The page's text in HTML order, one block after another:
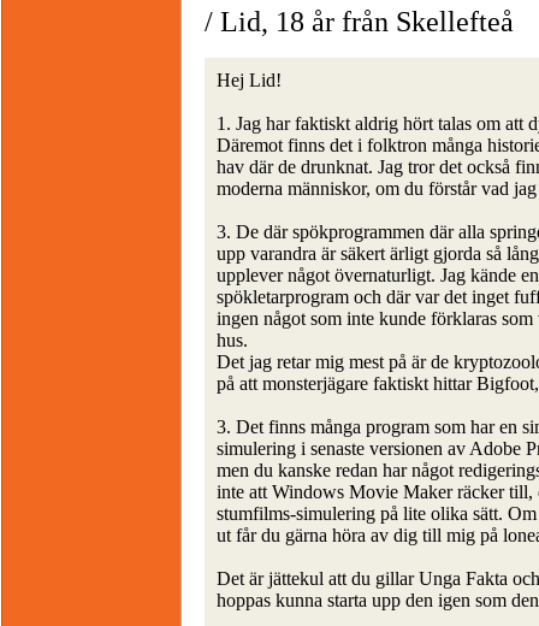
/ Lid, 18 år från Skellefteå
Hej Lid!
1. Jag har faktiskt aldrig hört talas om att
Däremot finns det i folktron många
hav där de drunknat. Jag tror det också
moderna människor, om du förstår vad jag
3. De där spökprogrammen där alla
upp varandra är säkert ärligt gjorda så
upplever något övernaturligt. Jag kände
spökletarprogram och där var det inget
ingen något som inte kunde förklaras
hus.
Det jag retar mig mest på är de
på att monsterjägare faktiskt hittar
3. Det finns många program som har en
simulering i senaste versionen av Adobe
men du kanske redan har något
inte att Windows Movie Maker räcker
stumfilms-simulering på lite olika sätt.
ut får du gärna höra av dig till mig på
Det är jättekul att du gillar Unga Fakta
hoppas kunna starta upp den igen som